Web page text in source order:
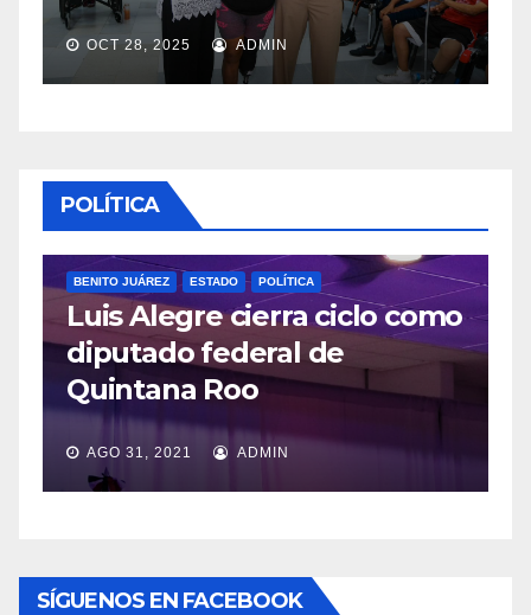
OCT 28, 2025 ADMIN
POLÍTICA
BENITO JUÁREZ ESTADO POLÍTICA
Luis Alegre cierra ciclo como
diputado federal de
Quintana Roo
AGO 31, 2021 ADMIN
SÍGUENOS EN FACEBOOK